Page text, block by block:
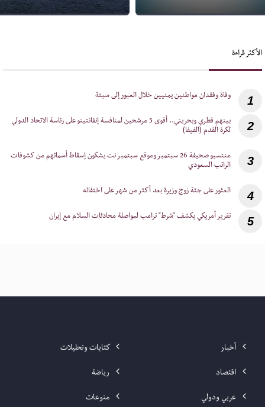
الأكثر قراءة
1
2
‎بينهم قطري وبحريني.. أقوى 5 مرشحين لمنافسة إنفانتينو على رئاسة الاتحاد الدولي
لكرة القدم (الفيفا)
3
‎منتسبو صحيفة 26 سبتمبر وموقع سبتمبر نت يشكون إسقاط أسمائهم من كشوفات
الراتب السعودي
4
5
أخبار كتابات وتحليلات
اقتصاد رياضة
عربي ودولي منوعات